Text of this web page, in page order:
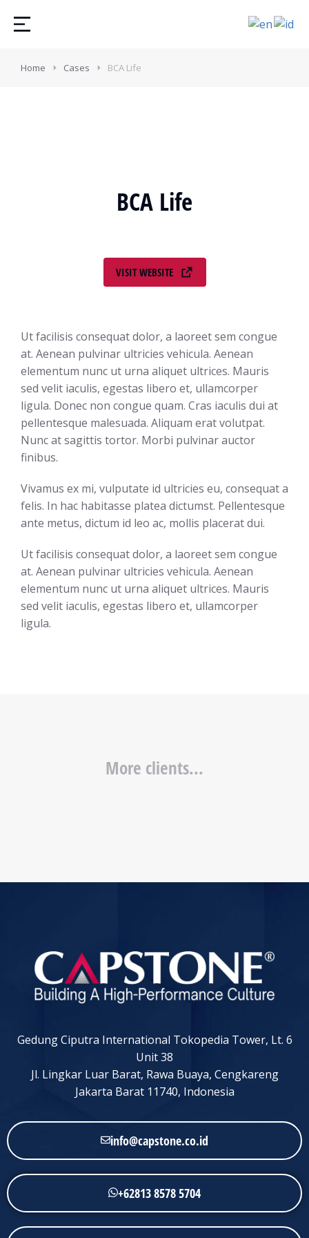
Home Cases BCA Life
BCA Life
VISIT WEBSITE
Ut facilisis consequat dolor, a laoreet sem congue
at. Aenean pulvinar ultricies vehicula. Aenean
elementum nunc ut urna aliquet ultrices. Mauris
sed velit iaculis, egestas libero et, ullamcorper
ligula. Donec non congue quam. Cras iaculis dui at
pellentesque malesuada. Aliquam erat volutpat.
Nunc at sagittis tortor. Morbi pulvinar auctor
finibus.
Vivamus ex mi, vulputate id ultricies eu, consequat a
felis. In hac habitasse platea dictumst. Pellentesque
ante metus, dictum id leo ac, mollis placerat dui.
Ut facilisis consequat dolor, a laoreet sem congue
at. Aenean pulvinar ultricies vehicula. Aenean
elementum nunc ut urna aliquet ultrices. Mauris
sed velit iaculis, egestas libero et, ullamcorper
ligula.
More clients...
Gedung Ciputra International Tokopedia Tower, Lt. 6
Unit 38
Jl. Lingkar Luar Barat, Rawa Buaya, Cengkareng
Jakarta Barat 11740, Indonesia
info@capstone.co.id
+62813 8578 5704